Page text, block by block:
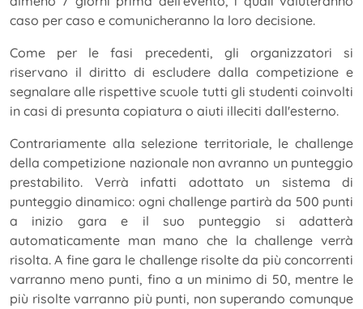
caso per caso e comunicheranno la loro decisione.
Come per le fasi precedenti, gli organizzatori si
riservano il diritto di escludere dalla competizione e
segnalare alle rispettive scuole tutti gli studenti coinvolti
in casi di presunta copiatura o aiuti illeciti dall'esterno.
Contrariamente alla selezione territoriale, le challenge
della competizione nazionale non avranno un punteggio
prestabilito. Verrà infatti adottato un sistema di
punteggio dinamico: ogni challenge partirà da 500 punti
a inizio gara e il suo punteggio si adatterà
automaticamente man mano che la challenge verrà
risolta. A fine gara le challenge risolte da più concorrenti
varranno meno punti, fino a un minimo di 50, mentre le
più risolte varranno più punti, non superando comunque